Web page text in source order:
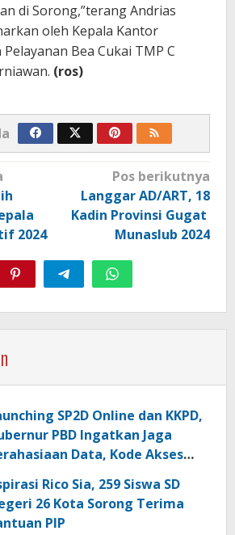
di Sorong,”terang Andrias
oleh Kepala Kantor
Bea Cukai TMP C
(ros)
2024
Pos berikutnya
Langgar AD/ART, 18
Kadin Provinsi Gugat
Munaslub 2024
SP2D Online dan KKPD,
PBD Ingatkan Jaga
Data, Kode Akses
Rico Sia, 259 Siswa SD
26 Kota Sorong Terima
PIP